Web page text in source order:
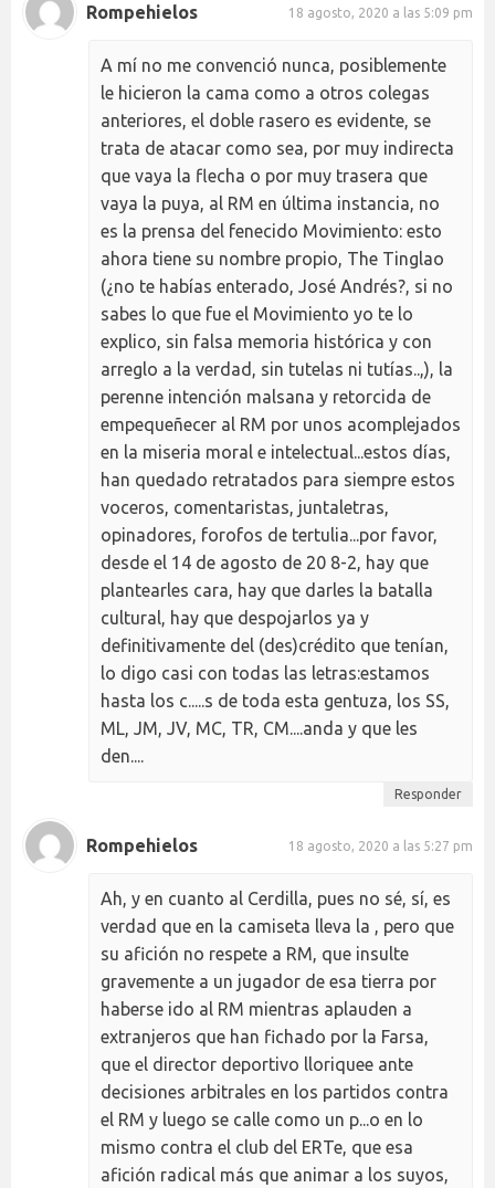
Rompehielos 18 agosto, 2020 a las 5:09 pm
A mí no me convenció nunca, posiblemente
le hicieron la cama como a otros colegas
anteriores, el doble rasero es evidente, se
trata de atacar como sea, por muy indirecta
que vaya la flecha o por muy trasera que
vaya la puya, al RM en última instancia, no
es la prensa del fenecido Movimiento: esto
ahora tiene su nombre propio, The Tinglao
(¿no te habías enterado, José Andrés?, si no
sabes lo que fue el Movimiento yo te lo
explico, sin falsa memoria histórica y con
arreglo a la verdad, sin tutelas ni tutías..,), la
perenne intención malsana y retorcida de
empequeñecer al RM por unos acomplejados
en la miseria moral e intelectual...estos días,
han quedado retratados para siempre estos
voceros, comentaristas, juntaletras,
opinadores, forofos de tertulia...por favor,
desde el 14 de agosto de 20 8-2, hay que
plantearles cara, hay que darles la batalla
cultural, hay que despojarlos ya y
definitivamente del (des)crédito que tenían,
lo digo casi con todas las letras:estamos
hasta los c.....s de toda esta gentuza, los SS,
ML, JM, JV, MC, TR, CM....anda y que les
den....
Responder
Rompehielos 18 agosto, 2020 a las 5:27 pm
Ah, y en cuanto al Cerdilla, pues no sé, sí, es
verdad que en la camiseta lleva la , pero que
su afición no respete a RM, que insulte
gravemente a un jugador de esa tierra por
haberse ido al RM mientras aplauden a
extranjeros que han fichado por la Farsa,
que el director deportivo lloriquee ante
decisiones arbitrales en los partidos contra
el RM y luego se calle como un p...o en lo
mismo contra el club del ERTe, que esa
afición radical más que animar a los suyos,